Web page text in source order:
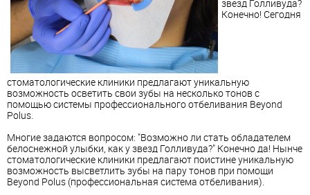
звезд Голливуда?
Конечно! Сегодня
стоматологические клиники предлагают уникальную
возможность осветить свои зубы на несколько тонов с
помощью системы профессионального отбеливания Beyond
Polus.
Многие задаются вопросом: "Возможно ли стать обладателем
белоснежной улыбки, как у звезд Голливуда?" Конечно да! Нынче
стоматологические клиники предлагают поистине уникальную
возможность высветлить зубы на пару тонов при помощи
Beyond Polus (профессиональная система отбеливания).